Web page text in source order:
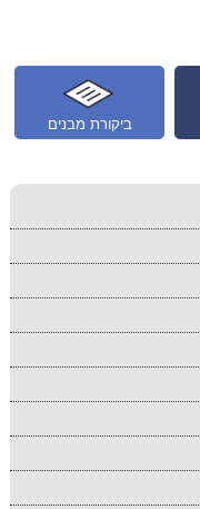
ביקורת מבנים